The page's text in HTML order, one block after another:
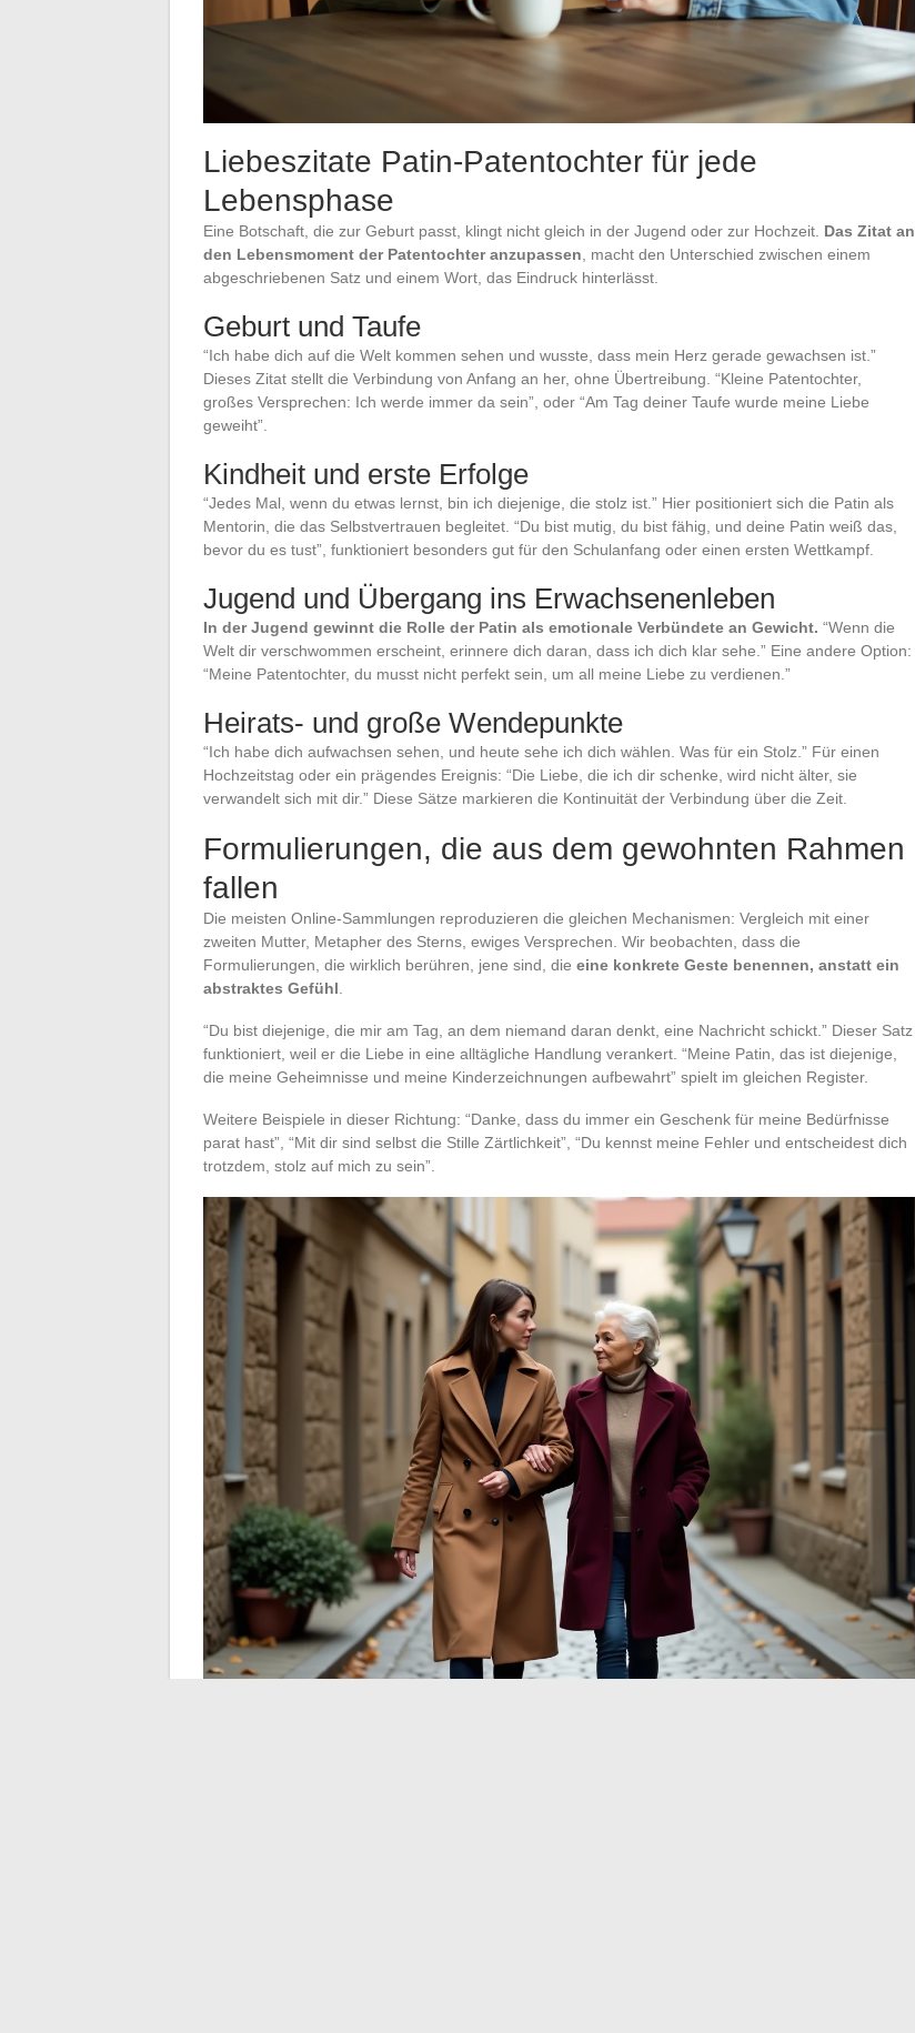
Liebeszitate Patin-Patentochter für jede
Lebensphase
Eine Botschaft, die zur Geburt passt, klingt nicht gleich in der Jugend oder zur Hochzeit. Das Zitat an
den Lebensmoment der Patentochter anzupassen, macht den Unterschied zwischen einem
abgeschriebenen Satz und einem Wort, das Eindruck hinterlässt.
Geburt und Taufe
“Ich habe dich auf die Welt kommen sehen und wusste, dass mein Herz gerade gewachsen ist.”
Dieses Zitat stellt die Verbindung von Anfang an her, ohne Übertreibung. “Kleine Patentochter,
großes Versprechen: Ich werde immer da sein”, oder “Am Tag deiner Taufe wurde meine Liebe
geweiht”.
Kindheit und erste Erfolge
“Jedes Mal, wenn du etwas lernst, bin ich diejenige, die stolz ist.” Hier positioniert sich die Patin als
Mentorin, die das Selbstvertrauen begleitet. “Du bist mutig, du bist fähig, und deine Patin weiß das,
bevor du es tust”, funktioniert besonders gut für den Schulanfang oder einen ersten Wettkampf.
Jugend und Übergang ins Erwachsenenleben
In der Jugend gewinnt die Rolle der Patin als emotionale Verbündete an Gewicht. “Wenn die
Welt dir verschwommen erscheint, erinnere dich daran, dass ich dich klar sehe.” Eine andere Option:
“Meine Patentochter, du musst nicht perfekt sein, um all meine Liebe zu verdienen.”
Heirats- und große Wendepunkte
“Ich habe dich aufwachsen sehen, und heute sehe ich dich wählen. Was für ein Stolz.” Für einen
Hochzeitstag oder ein prägendes Ereignis: “Die Liebe, die ich dir schenke, wird nicht älter, sie
verwandelt sich mit dir.” Diese Sätze markieren die Kontinuität der Verbindung über die Zeit.
Formulierungen, die aus dem gewohnten Rahmen
fallen
Die meisten Online-Sammlungen reproduzieren die gleichen Mechanismen: Vergleich mit einer
zweiten Mutter, Metapher des Sterns, ewiges Versprechen. Wir beobachten, dass die
Formulierungen, die wirklich berühren, jene sind, die eine konkrete Geste benennen, anstatt ein
abstraktes Gefühl.
“Du bist diejenige, die mir am Tag, an dem niemand daran denkt, eine Nachricht schickt.” Dieser Satz
funktioniert, weil er die Liebe in eine alltägliche Handlung verankert. “Meine Patin, das ist diejenige,
die meine Geheimnisse und meine Kinderzeichnungen aufbewahrt” spielt im gleichen Register.
Weitere Beispiele in dieser Richtung: “Danke, dass du immer ein Geschenk für meine Bedürfnisse
parat hast”, “Mit dir sind selbst die Stille Zärtlichkeit”, “Du kennst meine Fehler und entscheidest dich
trotzdem, stolz auf mich zu sein”.